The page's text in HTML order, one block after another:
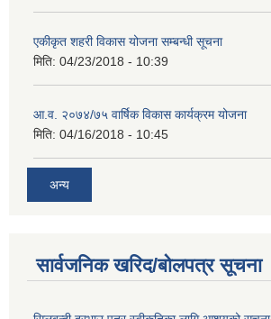
एकीकृत शहरी विकास योजना सम्बन्धी सूचना
मिति: 04/23/2018 - 10:39
आ.व. २०७४/७५ वार्षिक विकास कार्यक्रम योजना
मिति: 04/16/2018 - 10:45
अन्य
सार्वजनिक खरिद/बोलपत्र सूचना